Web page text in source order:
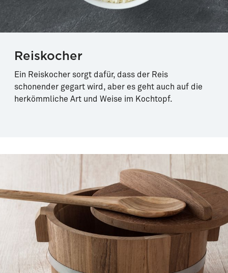
Reiskocher
Ein Reiskocher sorgt dafür, dass der Reis
schonender gegart wird, aber es geht auch auf die
herkömmliche Art und Weise im Kochtopf.